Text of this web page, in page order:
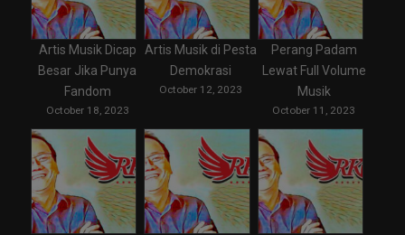
Artis Musik Dicap
Besar Jika Punya
Fandom
October 18, 2023
Artis Musik di Pesta
Demokrasi
October 12, 2023
Perang Padam
Lewat Full Volume
Musik
October 11, 2023